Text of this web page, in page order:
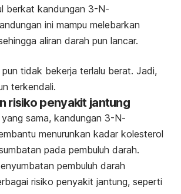
berkat kandungan 3-N-
ini mampu melebarkan
aliran darah pun lancar.
tidak bekerja terlalu berat. Jadi,
terkendali.
risiko penyakit jantung
sama, kandungan 3-N-
menurunkan kadar kolesterol
pada pembuluh darah.
pembuluh darah
risiko penyakit jantung, seperti